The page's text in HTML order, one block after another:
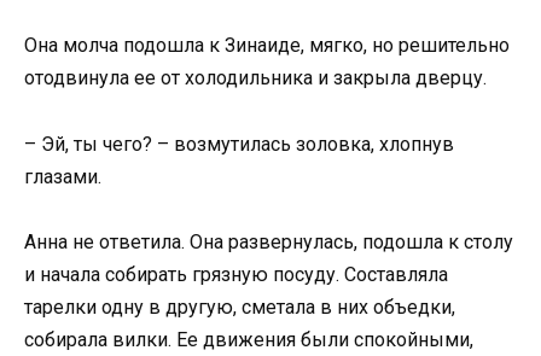
Она молча подошла к Зинаиде, мягко, но решительно
отодвинула ее от холодильника и закрыла дверцу.
– Эй, ты чего? – возмутилась золовка, хлопнув
глазами.
Анна не ответила. Она развернулась, подошла к столу
и начала собирать грязную посуду. Составляла
тарелки одну в другую, сметала в них объедки,
собирала вилки. Ее движения были спокойными,